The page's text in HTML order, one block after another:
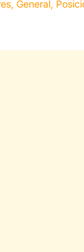
, General,